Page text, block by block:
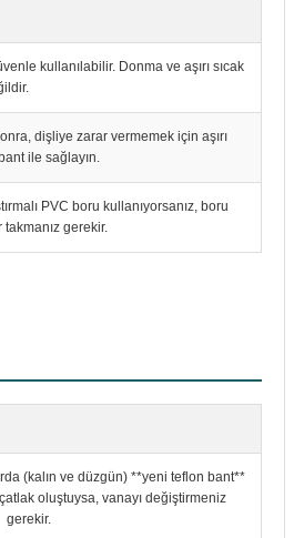
kullanılabilir. Donma ve aşırı sıcak
dişliye zarar vermemek için aşırı
ile sağlayın.
PVC boru kullanıyorsanız, boru
takmanız gerekir.
(kalın ve düzgün) **yeni teflon bant**
çatlak oluştuysa, vanayı değiştirmeniz
gerekir.